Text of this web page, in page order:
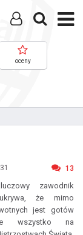
oceny
13
zawodnik
że mimo
jest gotów
wszystko na